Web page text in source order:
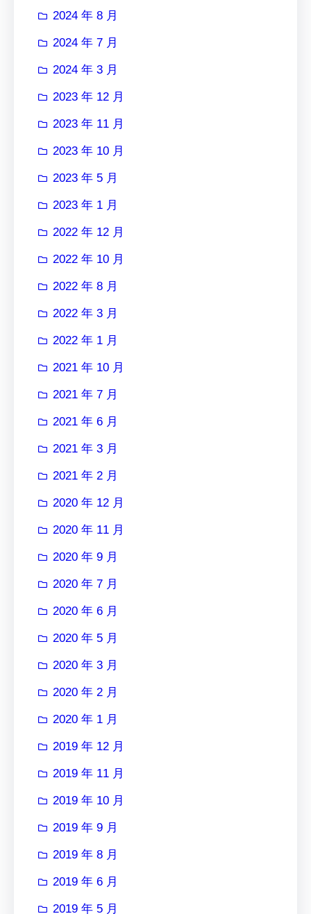
2024 年 8 月
2024 年 7 月
2024 年 3 月
2023 年 12 月
2023 年 11 月
2023 年 10 月
2023 年 5 月
2023 年 1 月
2022 年 12 月
2022 年 10 月
2022 年 8 月
2022 年 3 月
2022 年 1 月
2021 年 10 月
2021 年 7 月
2021 年 6 月
2021 年 3 月
2021 年 2 月
2020 年 12 月
2020 年 11 月
2020 年 9 月
2020 年 7 月
2020 年 6 月
2020 年 5 月
2020 年 3 月
2020 年 2 月
2020 年 1 月
2019 年 12 月
2019 年 11 月
2019 年 10 月
2019 年 9 月
2019 年 8 月
2019 年 6 月
2019 年 5 月